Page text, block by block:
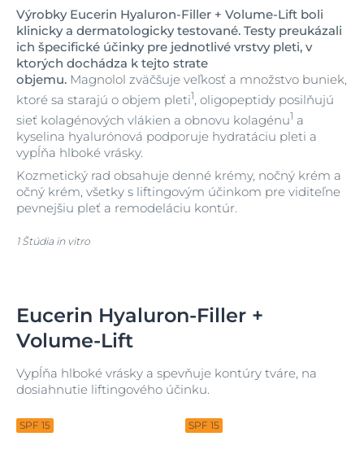
Výrobky Eucerin Hyaluron-Filler + Volume-Lift boli
klinicky a dermatologicky testované. Testy preukázali
ich špecifické účinky pre jednotlivé vrstvy pleti, v
ktorých dochádza k tejto strate
objemu. Magnolol zväčšuje veľkosť a množstvo buniek,
ktoré sa starajú o objem pleti1, oligopeptidy posilňujú
sieť kolagénových vlákien a obnovu kolagénu1 a
kyselina hyalurónová podporuje hydratáciu pleti a
vypĺňa hlboké vrásky.
Kozmetický rad obsahuje denné krémy, nočný krém a
očný krém, všetky s liftingovým účinkom pre viditeľne
pevnejšiu pleť a remodeláciu kontúr.
1 Štúdia in vitro
Eucerin Hyaluron-Filler +
Volume-Lift
Vypĺňa hlboké vrásky a spevňuje kontúry tváre, na
dosiahnutie liftingového účinku.
SPF 15 SPF 15